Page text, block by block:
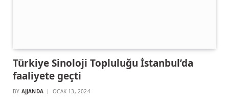
Türkiye Sinoloji Topluluğu İstanbul’da
faaliyete geçti
BY AJJANDA OCAK 13, 2024